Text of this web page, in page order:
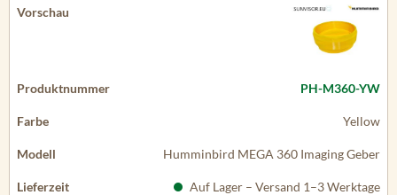
PH-M360-YW
Yellow
Humminbird MEGA 360 Imaging Geber
Auf Lager – Versand 1–3 Werktage